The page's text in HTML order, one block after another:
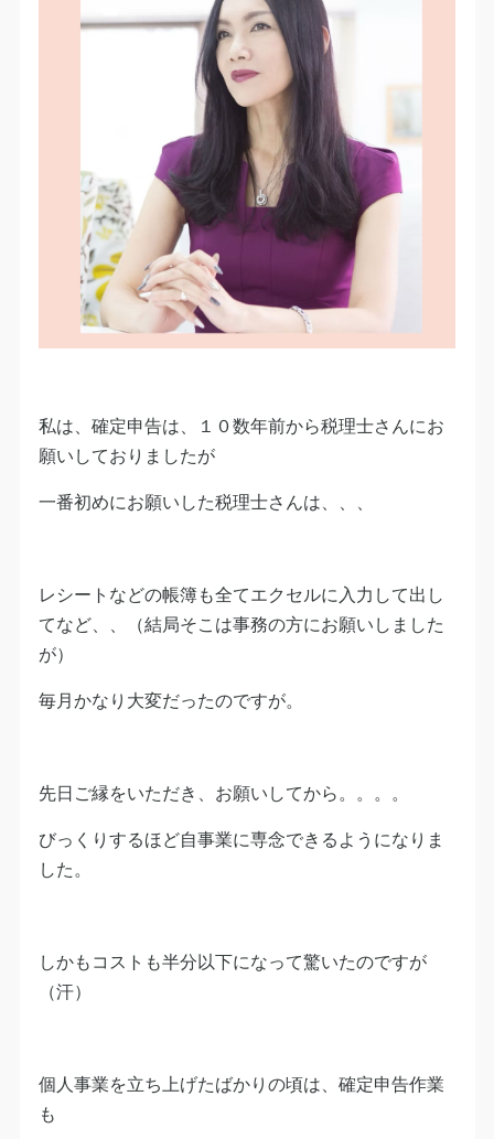
私は、確定申告は、１０数年前から税理士さんにお
願いしておりましたが
一番初めにお願いした税理士さんは、、、
レシートなどの帳簿も全てエクセルに入力して出し
てなど、、（結局そこは事務の方にお願いしました
が）
毎月かなり大変だったのですが。
先日ご縁をいただき、お願いしてから。。。。
びっくりするほど自事業に専念できるようになりま
した。
しかもコストも半分以下になって驚いたのですが
（汗）
個人事業を立ち上げたばかりの頃は、確定申告作業
も